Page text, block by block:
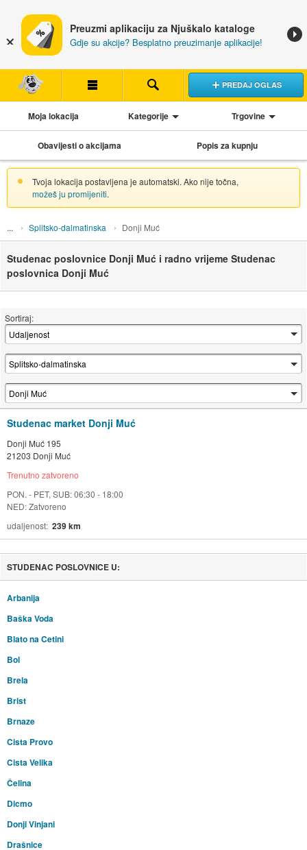
Preuzmi aplikaciju za Njuškalo kataloge
Gdje su akcije? Besplatno preuzimanje aplikacije!
PREDAJ OGLAS
Moja lokacija Kategorije Trgovine
Obavijesti o akcijama Popis za kupnju
Tvoja lokacija postavljena je automatski. Ako nije točna,
možeš ju promijeniti.
Splitsko-dalmatinska Donji Muć
Studenac poslovnice Donji Muć i radno vrijeme Studenac
poslovnica Donji Muć
Sortiraj:
Studenac market Donji Muć
Donji Muć 195
21203 Donji Muć
Trenutno zatvoreno
PON. - PET, SUB: 06:30 - 18:00
NED: Zatvoreno
udaljenost 239 km
STUDENAC POSLOVNICE U:
Arbanija
Baška Voda
Blato na Cetini
Bol
Brela
Brist
Brnaze
Cista Provo
Cista Velika
Čelina
Dicmo
Donji Vinjani
Drašnice